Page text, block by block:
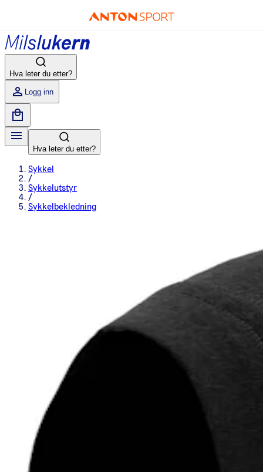
Hva leter du etter?
Logg inn
Hva leter du etter?
Sykkel
/
Sykkelutstyr
/
Sykkelbekledning